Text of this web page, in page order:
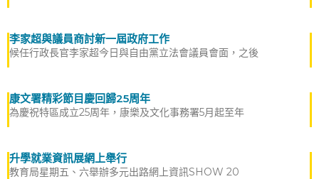
李家超與議員商討新一屆政府工作
候任行政長官李家超今日與自由黨立法會議員會面，之後
康文署精彩節目慶回歸25周年
為慶祝特區成立25周年，康樂及文化事務署5月起至年
升學就業資訊展網上舉行
教育局星期五、六舉辦多元出路網上資訊SHOW 20